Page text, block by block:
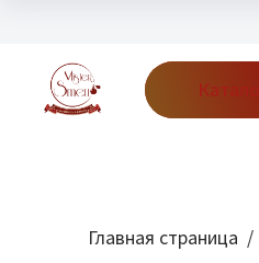
Каталог
Главная страница /